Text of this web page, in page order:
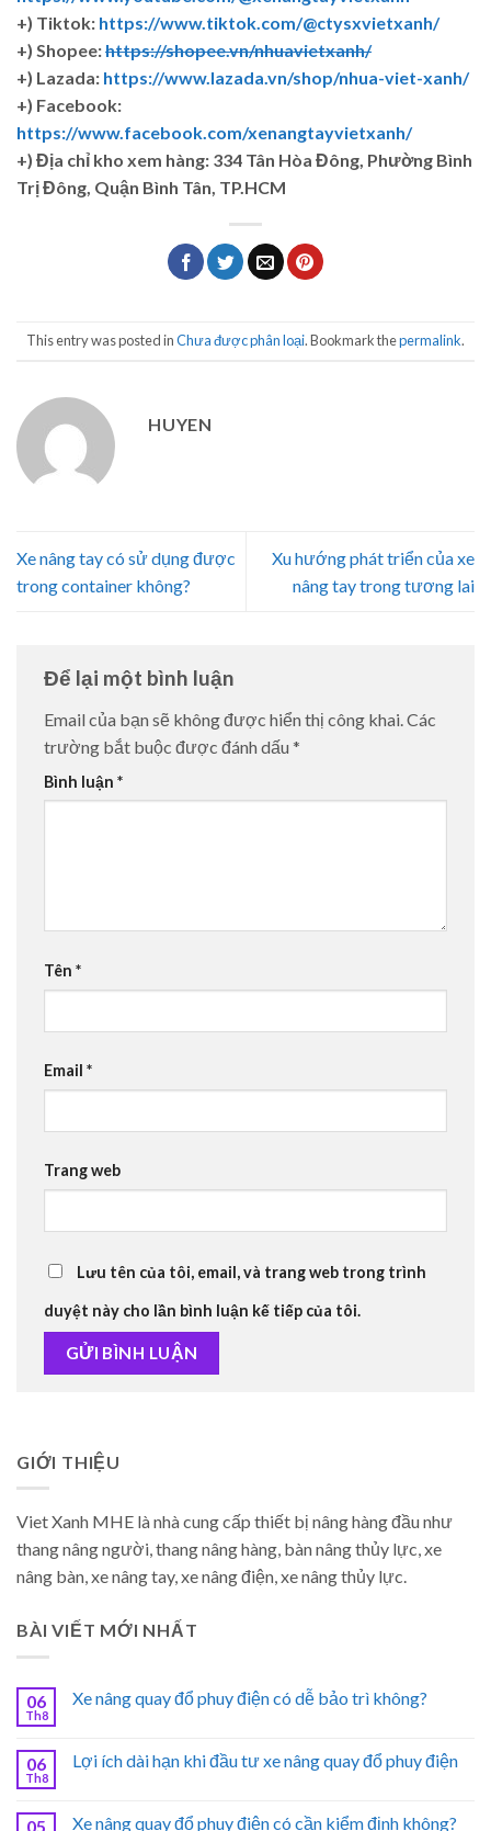
+) Tiktok: https://www.tiktok.com/@ctysxvietxanh/
+) Shopee:https://shopee.vn/nhuavietxanh/
+) Lazada: https://www.lazada.vn/shop/nhua-viet-xanh/
+) Facebook:
https://www.facebook.com/xenangtayvietxanh/
+) Địa chỉ kho xem hàng: 334 Tân Hòa Đông, Phường Bình
Trị Đông, Quận Bình Tân, TP.HCM
This entry was posted inChưa được phân loại. Bookmark thepermalink.
HUYEN
Xe nâng tay có sử dụng được
trong container không?
Xu hướng phát triển của xe
nâng tay trong tương lai
Để lại một bình luận
Email của bạn sẽ không được hiển thị công khai. Các
trường bắt buộc được đánh dấu *
Bình luận *
Tên *
Email *
Trang web
Lưu tên của tôi, email, và trang web trong trình
duyệt này cho lần bình luận kế tiếp của tôi.
GIỚI THIỆU
Viet Xanh MHE là nhà cung cấp thiết bị nâng hàng đầu như
thang nâng người, thang nâng hàng, bàn nâng thủy lực, xe
nâng bàn, xe nâng tay, xe nâng điện, xe nâng thủy lực.
BÀI VIẾT MỚI NHẤT
06
Th8
Xe nâng quay đổ phuy điện có dễ bảo trì không?
06
Th8
Lợi ích dài hạn khi đầu tư xe nâng quay đổ phuy điện
05 Xe nâng quay đổ phuy điện có cần kiểm định không?